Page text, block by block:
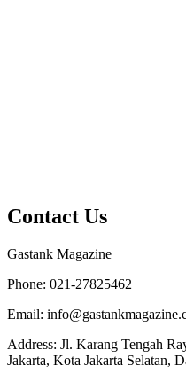
Contact Us
Gastank Magazine
Phone: 021-27825462
Email:
Address: Jl. Karang Tengah
Jakarta, Kota Jakarta Selatan,